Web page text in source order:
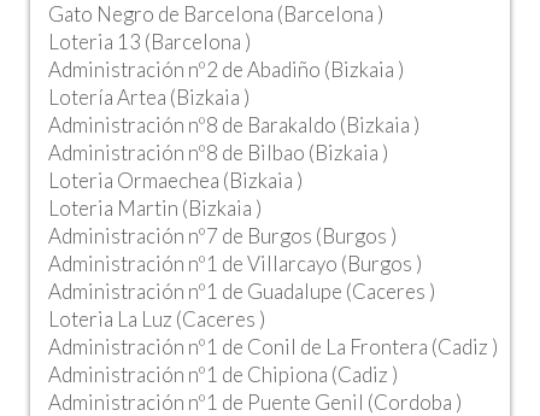
Gato Negro de Barcelona (Barcelona )
Loteria 13 (Barcelona )
Administración nº2 de Abadiño (Bizkaia )
Lotería Artea (Bizkaia )
Administración nº8 de Barakaldo (Bizkaia )
Administración nº8 de Bilbao (Bizkaia )
Loteria Ormaechea (Bizkaia )
Loteria Martin (Bizkaia )
Administración nº7 de Burgos (Burgos )
Administración nº1 de Villarcayo (Burgos )
Administración nº1 de Guadalupe (Caceres )
Loteria La Luz (Caceres )
Administración nº1 de Conil de La Frontera (Cadiz )
Administración nº1 de Chipiona (Cadiz )
Administración nº1 de Puente Genil (Cordoba )